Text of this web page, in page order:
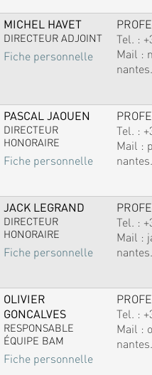
MICHEL HAVET
DIRECTEUR ADJOINT
Fiche personnelle
Tel. :
Mail :
PASCAL JAOUEN
DIRECTEUR
HONORAIRE
Fiche personnelle
Tel. :
Mail :
JACK LEGRAND
DIRECTEUR
HONORAIRE
Fiche personnelle
Tel. :
Mail :
OLIVIER
GONCALVES
RESPONSABLE
ÉQUIPE BAM
Fiche personnelle
Tel. :
Mail :